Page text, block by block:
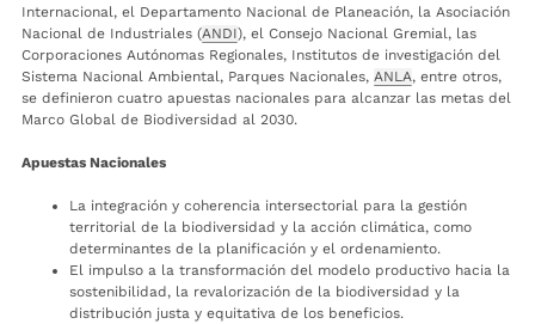
Internacional, el Departamento Nacional de Planeación, la Asociación
Nacional de Industriales (ANDI), el Consejo Nacional Gremial, las
Corporaciones Autónomas Regionales, Institutos de investigación del
Sistema Nacional Ambiental, Parques Nacionales, ANLA, entre otros,
se definieron cuatro apuestas nacionales para alcanzar las metas del
Marco Global de Biodiversidad al 2030.
Apuestas Nacionales
La integración y coherencia intersectorial para la gestión
territorial de la biodiversidad y la acción climática, como
determinantes de la planificación y el ordenamiento.
El impulso a la transformación del modelo productivo hacia la
sostenibilidad, la revalorización de la biodiversidad y la
distribución justa y equitativa de los beneficios.